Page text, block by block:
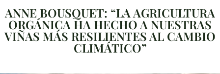
ANNE BOUSQUET: “LA AGRICULTURA
ORGÁNICA HA HECHO A NUESTRAS
VIÑAS MÁS RESILIENTES AL CAMBIO
CLIMÁTICO”